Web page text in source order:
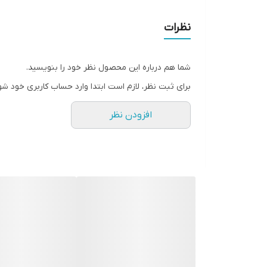
نظرات
شما هم درباره این محصول نظر خود را بنویسید.
برای ثبت نظر، لازم است ابتدا وارد حساب کاربری خود
افزودن نظر